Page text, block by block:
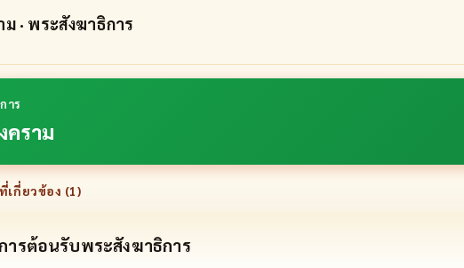
· พระสังฆาธิการ
าร
คราม
เกี่ยวข้อง (1)
ารต้อนรับพระสังฆาธิการ